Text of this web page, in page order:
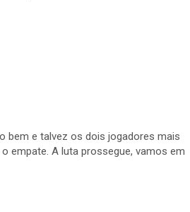
bem e talvez os dois jogadores mais
empate. A luta prossegue, vamos em